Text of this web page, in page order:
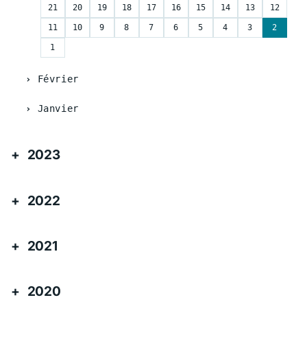
21 20 19 18 17 16 15 14 13 12
11 10 9 8 7 6 5 4 3 2
1
Février
Janvier
2023
2022
2021
2020